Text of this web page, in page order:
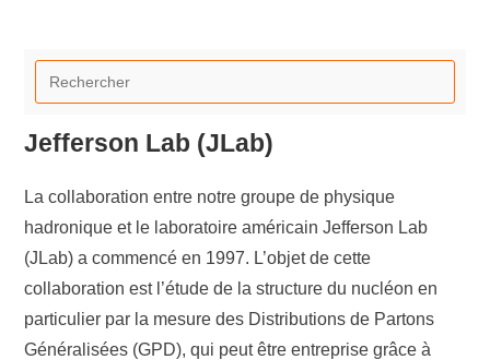
Jefferson Lab (JLab)
La collaboration entre notre groupe de physique
hadronique et le laboratoire américain Jefferson Lab
(JLab) a commencé en 1997. L’objet de cette
collaboration est l’étude de la structure du nucléon en
particulier par la mesure des Distributions de Partons
Généralisées (GPD), qui peut être entreprise grâce à